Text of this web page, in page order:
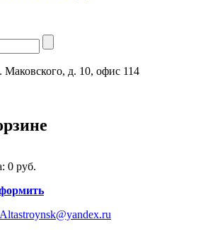
Маковского, д. 10, офис 114
0 руб.
Altastroynsk@yandex.ru